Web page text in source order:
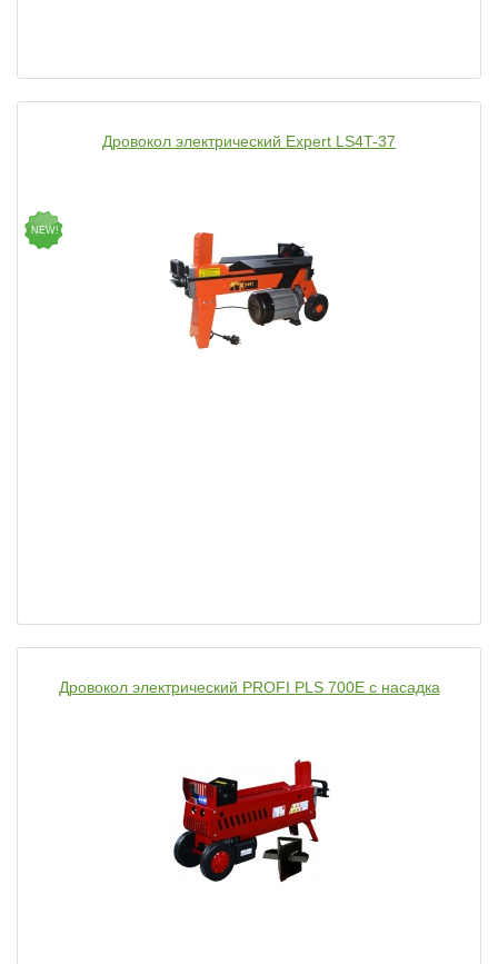
Дровокол электрический Expert LS4T-37
NEW!
Дровокол электрический PROFI PLS 700E с насадка